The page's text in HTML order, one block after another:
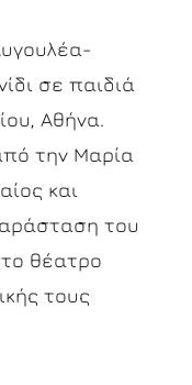
σε παιδιά
Αθήνα.
την Μαρία
και
του
θέατρο
τους